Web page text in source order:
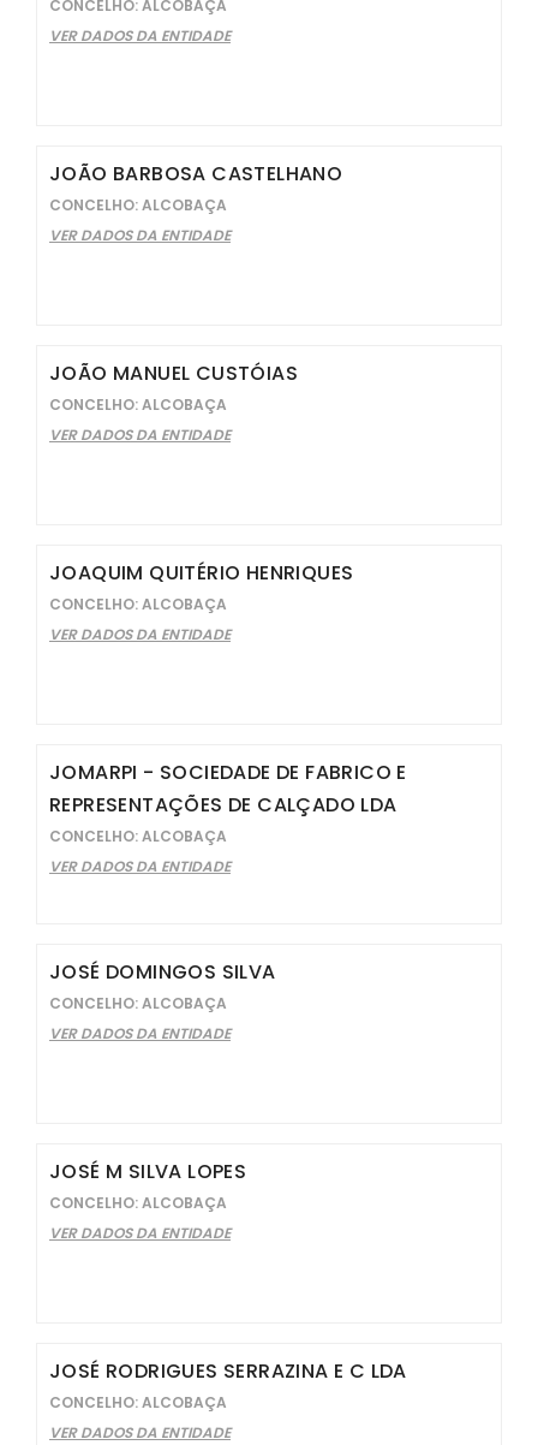
CONCELHO: ALCOBAÇA
VER DADOS DA ENTIDADE
JOÃO BARBOSA CASTELHANO
CONCELHO: ALCOBAÇA
VER DADOS DA ENTIDADE
JOÃO MANUEL CUSTÓIAS
CONCELHO: ALCOBAÇA
VER DADOS DA ENTIDADE
JOAQUIM QUITÉRIO HENRIQUES
CONCELHO: ALCOBAÇA
VER DADOS DA ENTIDADE
JOMARPI - SOCIEDADE DE FABRICO E
REPRESENTAÇÕES DE CALÇADO LDA
CONCELHO: ALCOBAÇA
VER DADOS DA ENTIDADE
JOSÉ DOMINGOS SILVA
CONCELHO: ALCOBAÇA
VER DADOS DA ENTIDADE
JOSÉ M SILVA LOPES
CONCELHO: ALCOBAÇA
VER DADOS DA ENTIDADE
JOSÉ RODRIGUES SERRAZINA E C LDA
CONCELHO: ALCOBAÇA
VER DADOS DA ENTIDADE